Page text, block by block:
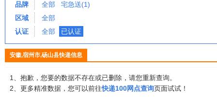
品牌 全部
宅急送(1)
区域
全部
认证
全部 已认证
安徽,宿州市,砀山县快递信息
1、抱歉，您要的数据不存在或已删除，请您重新查询。
2、更多精准数据，您可以前往快递100网点查询页面试试！